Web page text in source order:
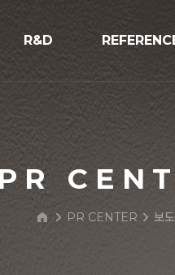
R&D
R&D
시공사례
PR
PR CENTER 보